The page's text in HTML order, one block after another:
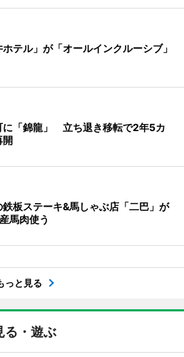
テル」が「オールインクルーシブ」
に「錦龍」 立ち退き移転で2年5カ
開
板ステーキ&馬しゃぶ店「二巴」が
馬肉使う
っと見る
る・遊ぶ